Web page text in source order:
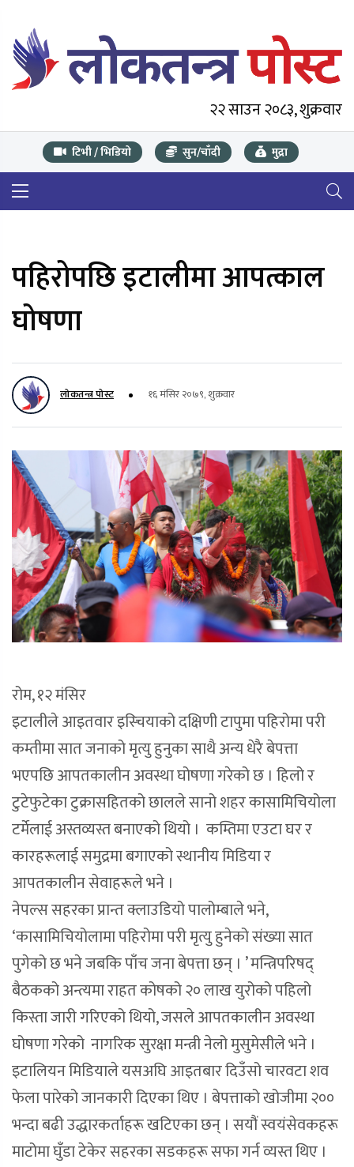
२२ साउन २०८३, शुक्रवार
टिभी / भिडियो सुन/चाँदी मुद्रा
पहिरोपछि इटालीमा आपत्काल
घोषणा
लोकतन्त्र पोस्ट १६ मंसिर २०७९, शुक्रवार
रोम, १२ मंसिर
इटालीले आइतवार इस्चियाको दक्षिणी टापुमा पहिरोमा परी
कम्तीमा सात जनाको मृत्यु हुनुका साथै अन्य धेरै बेपत्ता
भएपछि आपतकालीन अवस्था घोषणा गरेको छ । हिलो र
टुटेफुटेका टुक्रासहितको छालले सानो शहर कासामिचियोला
टर्मेलाई अस्तव्यस्त बनाएको थियो । कम्तिमा एउटा घर र
कारहरूलाई समुद्रमा बगाएको स्थानीय मिडिया र
आपतकालीन सेवाहरूले भने ।
नेपल्स सहरका प्रान्त क्लाउडियो पालोम्बाले भने,
‘कासामिचियोलामा पहिरोमा परी मृत्यु हुनेको संख्या सात
पुगेको छ भने जबकि पाँच जना बेपत्ता छन् । ’ मन्त्रिपरिषद्
बैठकको अन्त्यमा राहत कोषको २० लाख युरोको पहिलो
किस्ता जारी गरिएको थियो, जसले आपतकालीन अवस्था
घोषणा गरेको नागरिक सुरक्षा मन्त्री नेलो मुसुमेसीले भने ।
इटालियन मिडियाले यसअघि आइतबार दिउँसो चारवटा शव
फेला पारेको जानकारी दिएका थिए । बेपत्ताको खोजीमा २००
भन्दा बढी उद्धारकर्ताहरू खटिएका छन् । सयौं स्वयंसेवकहरू
माटोमा घुँडा टेकेर सहरका सडकहरू सफा गर्न व्यस्त थिए ।